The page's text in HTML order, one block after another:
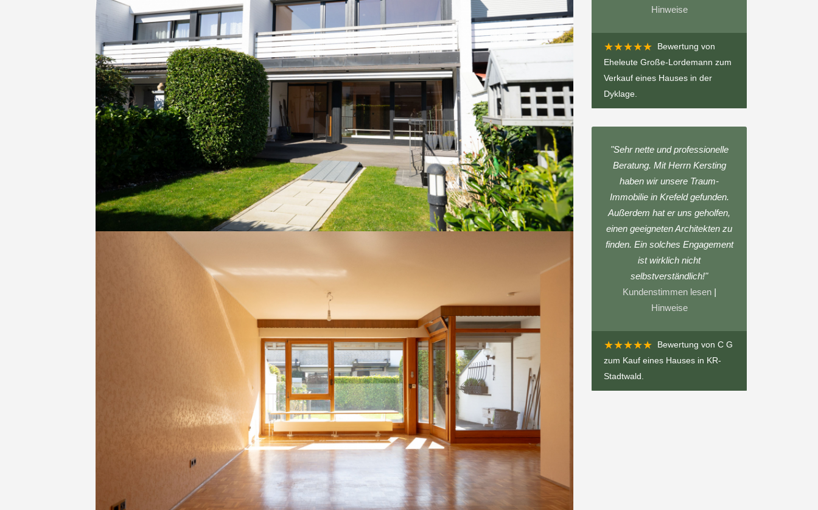
Hinweise
★★★★★
Bewertung von
Eheleute Große-Lordemann zum
Verkauf eines Hauses in der
Dyklage.
"Sehr nette und professionelle
Beratung. Mit Herrn Kersting
haben wir unsere Traum-
Immobilie in Krefeld gefunden.
Außerdem hat er uns geholfen,
einen geeigneten Architekten zu
finden. Ein solches Engagement
ist wirklich nicht
selbstverständlich!"
Kundenstimmen lesen|
Hinweise
★★★★★ Bewertung von C G
zum Kauf eines Hauses in KR-
Stadtwald .